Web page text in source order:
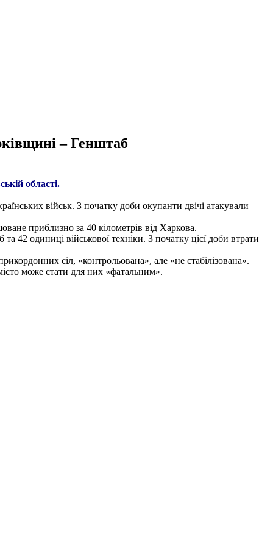
– Генштаб
області.
військ. З початку доби окупанти двічі атакували
приблизно за 40 кілометрів від Харкова.
42 одиниці військової техніки. З початку цієї доби втрати
сіл, «контрольована», але «не стабілізована».
може стати для них «фатальним».